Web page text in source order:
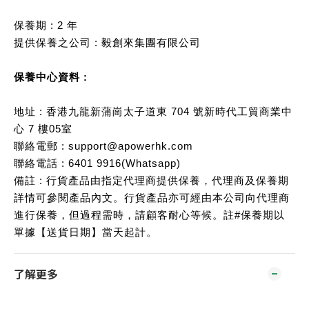
保養期 : 2 年
提供保養之公司 : 毅創來集團有限公司
保養中心資料 :
地址 : 香港九龍新蒲崗太子道東 704 號新時代工貿商業中
心 7 樓05室
聯絡電郵 : support@apowerhk.com
聯絡電話 : 6401 9916(Whatsapp)
備註 : 行貨產品由指定代理商提供保養，代理商及保養期
詳情可參閱產品內文。行貨產品亦可經由本公司向代理商
進行保養，但過程需時，請顧客耐心等候。註#保養期以
單據【送貨日期】當天起計。
了解更多